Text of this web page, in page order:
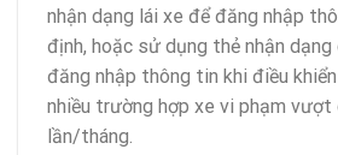
nhận dạng lái xe để đăng nhập
định, hoặc sử dụng thẻ nhận
đăng nhập thông tin khi điều
nhiều trường hợp xe vi phạm vượt
lần/tháng.